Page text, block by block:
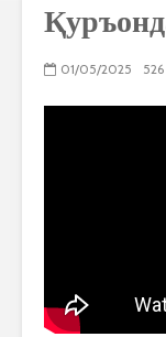
01/05/2025